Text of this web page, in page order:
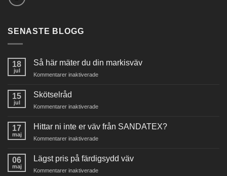
SENASTE BLOGG
18
jul
Så här mäter du din markisväv
Kommentarer inaktiveradeför
du
markisväv
15
jul
Skötselråd
Kommentarer inaktiveradeför
17
maj
Hittar ni inte er väv från SANDATEX?
Kommentarer inaktiveradeför
inte
er
06
maj
Lägst pris på färdigsydd väv
Kommentarer inaktiveradeför